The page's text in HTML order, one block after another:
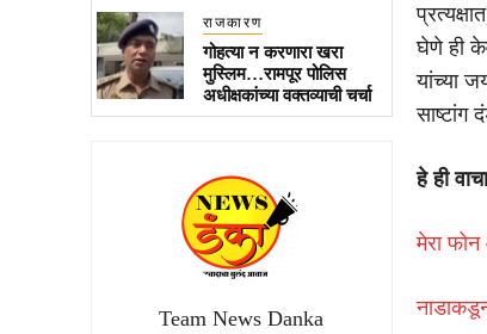
राजकारण
गोहत्या न करणारा खरा
मुस्लिम…रामपूर पोलिस
अधीक्षकांच्या वक्तव्याची चर्चा
Team News Danka
घेणे ही
यांच्या
साष्टांग
हे ही
मेरा